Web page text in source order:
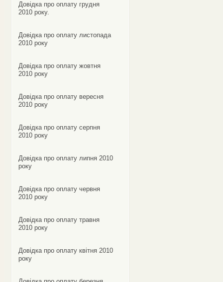
Довідка про оплату грудня
2010 року.
Довідка про оплату листопада
2010 року
Довідка про оплату жовтня
2010 року
Довідка про оплату вересня
2010 року
Довідка про оплату серпня
2010 року
Довідка про оплату липня 2010
року
Довідка про оплату червня
2010 року
Довідка про оплату травня
2010 року
Довідка про оплату квітня 2010
року